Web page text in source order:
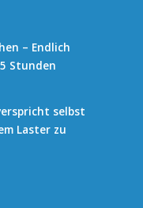
– Endlich
Stunden
verspricht selbst
Laster zu